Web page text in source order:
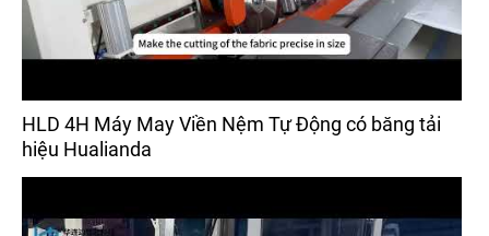
HLD 4H Máy May Viền Nệm Tự Động có băng tải
hiệu Hualianda